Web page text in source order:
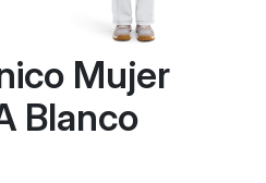
Mujer
Blanco